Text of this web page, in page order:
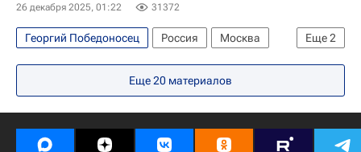
26 декабря 2025, 01:22 31372
Еще2
Георгий Победоносец Россия
Москва
Владимир Путин
Мария Захарова
Еще20 материалов